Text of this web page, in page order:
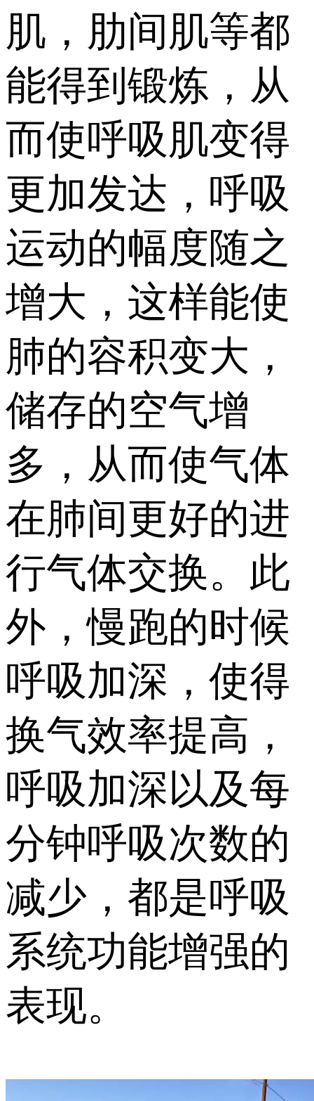
肌，肋间肌等都
能得到锻炼，从
而使呼吸肌变得
更加发达，呼吸
运动的幅度随之
增大，这样能使
肺的容积变大，
储存的空气增
多，从而使气体
在肺间更好的进
行气体交换。此
外，慢跑的时候
呼吸加深，使得
换气效率提高，
呼吸加深以及每
分钟呼吸次数的
减少，都是呼吸
系统功能增强的
表现。